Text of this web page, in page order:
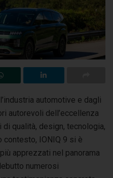
automotive e dagli
autorevoli dell’eccellenza
di qualità, design, tecnologia,
IONIQ 9 si è
apprezzati nel panorama
numerosi